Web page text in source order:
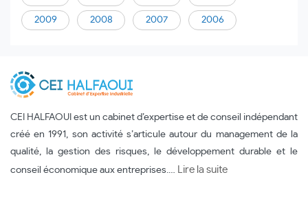
2009 2008 2007 2006
CEI HALFAOUI est un cabinet d’expertise et de conseil indépendant
créé en 1991, son activité s’articule autour du management de la
qualité, la gestion des risques, le développement durable et le
conseil économique aux entreprises.… Lire la suite